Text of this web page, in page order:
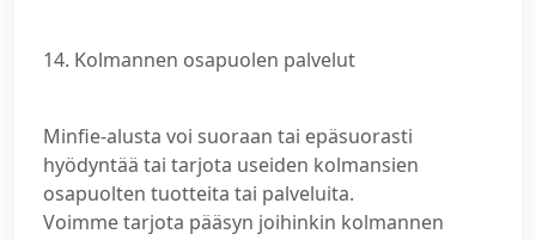
14. Kolmannen osapuolen palvelut
Minfie-alusta voi suoraan tai epäsuorasti
hyödyntää tai tarjota useiden kolmansien
osapuolten tuotteita tai palveluita.
Voimme tarjota pääsyn joihinkin kolmannen